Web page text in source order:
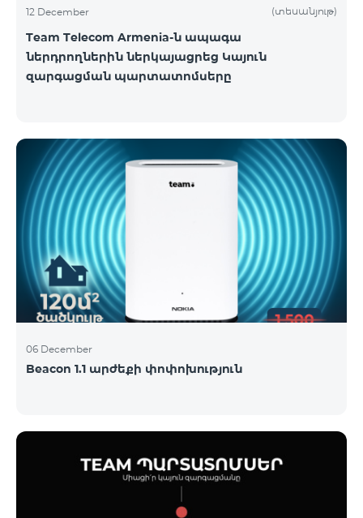
12 December (տեսանյութ)
Team Telecom Armenia-ն ապագա
ներդրողներին ներկայացրեց Կայուն
զարգացման պարտատոմսերը
06 December
Beacon 1.1 արժեքի փոփոխություն